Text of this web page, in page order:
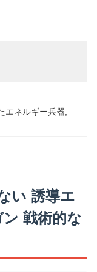
エネルギー兵器
い 誘導エ
戦術的な